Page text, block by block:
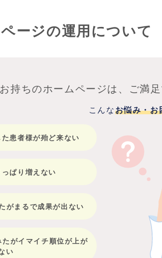
ージの運用について
持ちのホームページは、ご満
こんなお悩み・お
患者様が殆ど来ない
ぱり増えない
がまるで成果が出ない
がイマイチ順位が上が
い